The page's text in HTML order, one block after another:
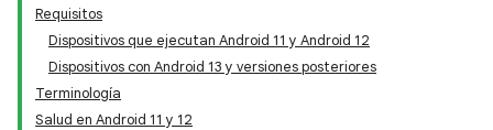
Requisitos
Dispositivos que ejecutan Android 11 y Android 12
Dispositivos con Android 13 y versiones posteriores
Terminología
Salud en Android 11 y 12